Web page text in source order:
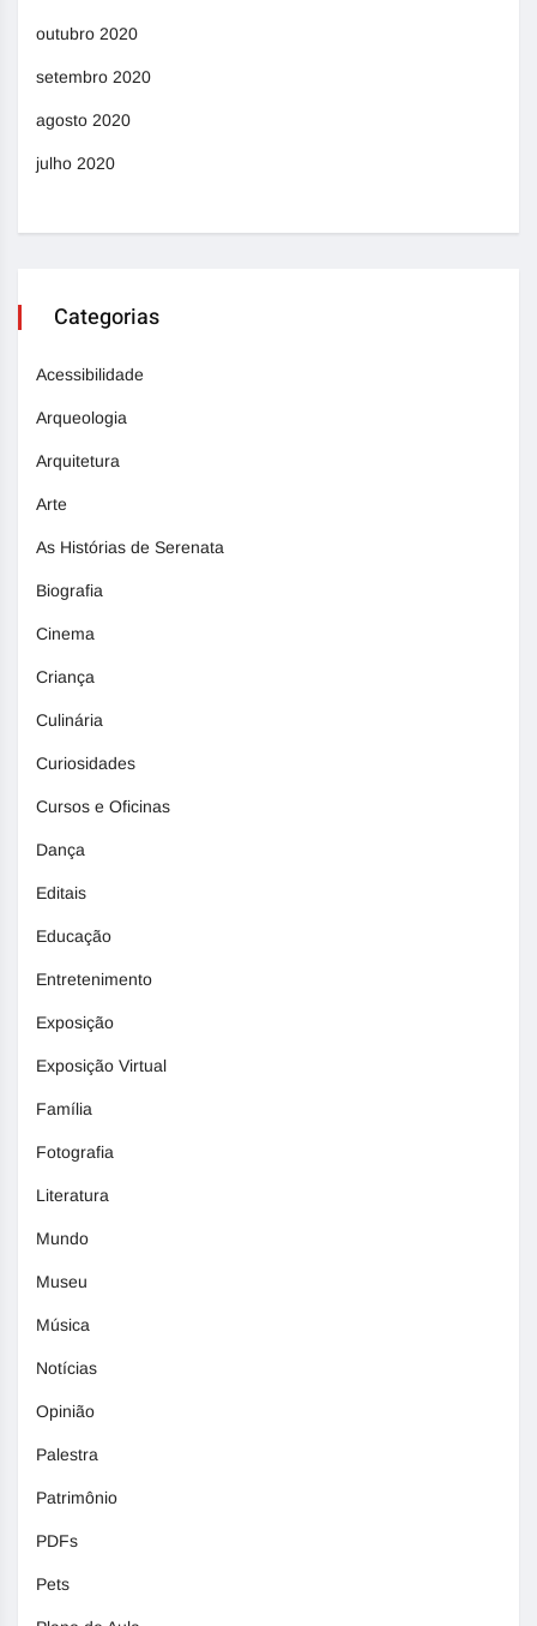
outubro 2020
setembro 2020
agosto 2020
julho 2020
Categorias
Acessibilidade
Arqueologia
Arquitetura
Arte
As Histórias de Serenata
Biografia
Cinema
Criança
Culinária
Curiosidades
Cursos e Oficinas
Dança
Editais
Educação
Entretenimento
Exposição
Exposição Virtual
Família
Fotografia
Literatura
Mundo
Museu
Música
Notícias
Opinião
Palestra
Patrimônio
PDFs
Pets